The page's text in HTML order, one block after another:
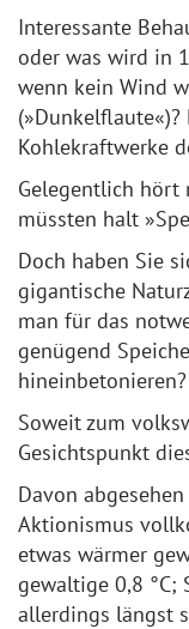
Interessante
oder was wird in
wenn kein Wind
Kohlekraftwerke
Gelegentlich hört
müssten halt
Doch haben Sie
gigantische
man für das
genügend
hineinbetonieren?
Soweit zum
Gesichtspunkt
Davon
Aktionismus
etwas wärmer
gewaltige 0,8 °C;
allerdings längst